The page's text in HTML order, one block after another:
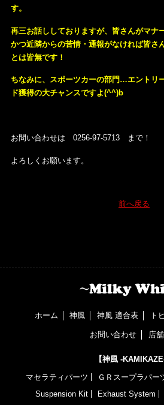
す。
再三お話ししておりますが、皆さんがマナ
かつ近隣からの苦情・通報がなければ皆さ
とは皆無です！
ちなみに、スポーツカーの部門…エントリ
ド獲得の大チャンスですよ(^^)b
お問い合わせは 0256-97-5713 まで！
よろしくお願います。
前へ戻る
ホーム 神風 神風 適合表 ト
お問い合わせ 店
【神風 -KAMIKAZE-
マセラティパーツ
ＧＲスープラパー
Suspension Kit
Exhaust System